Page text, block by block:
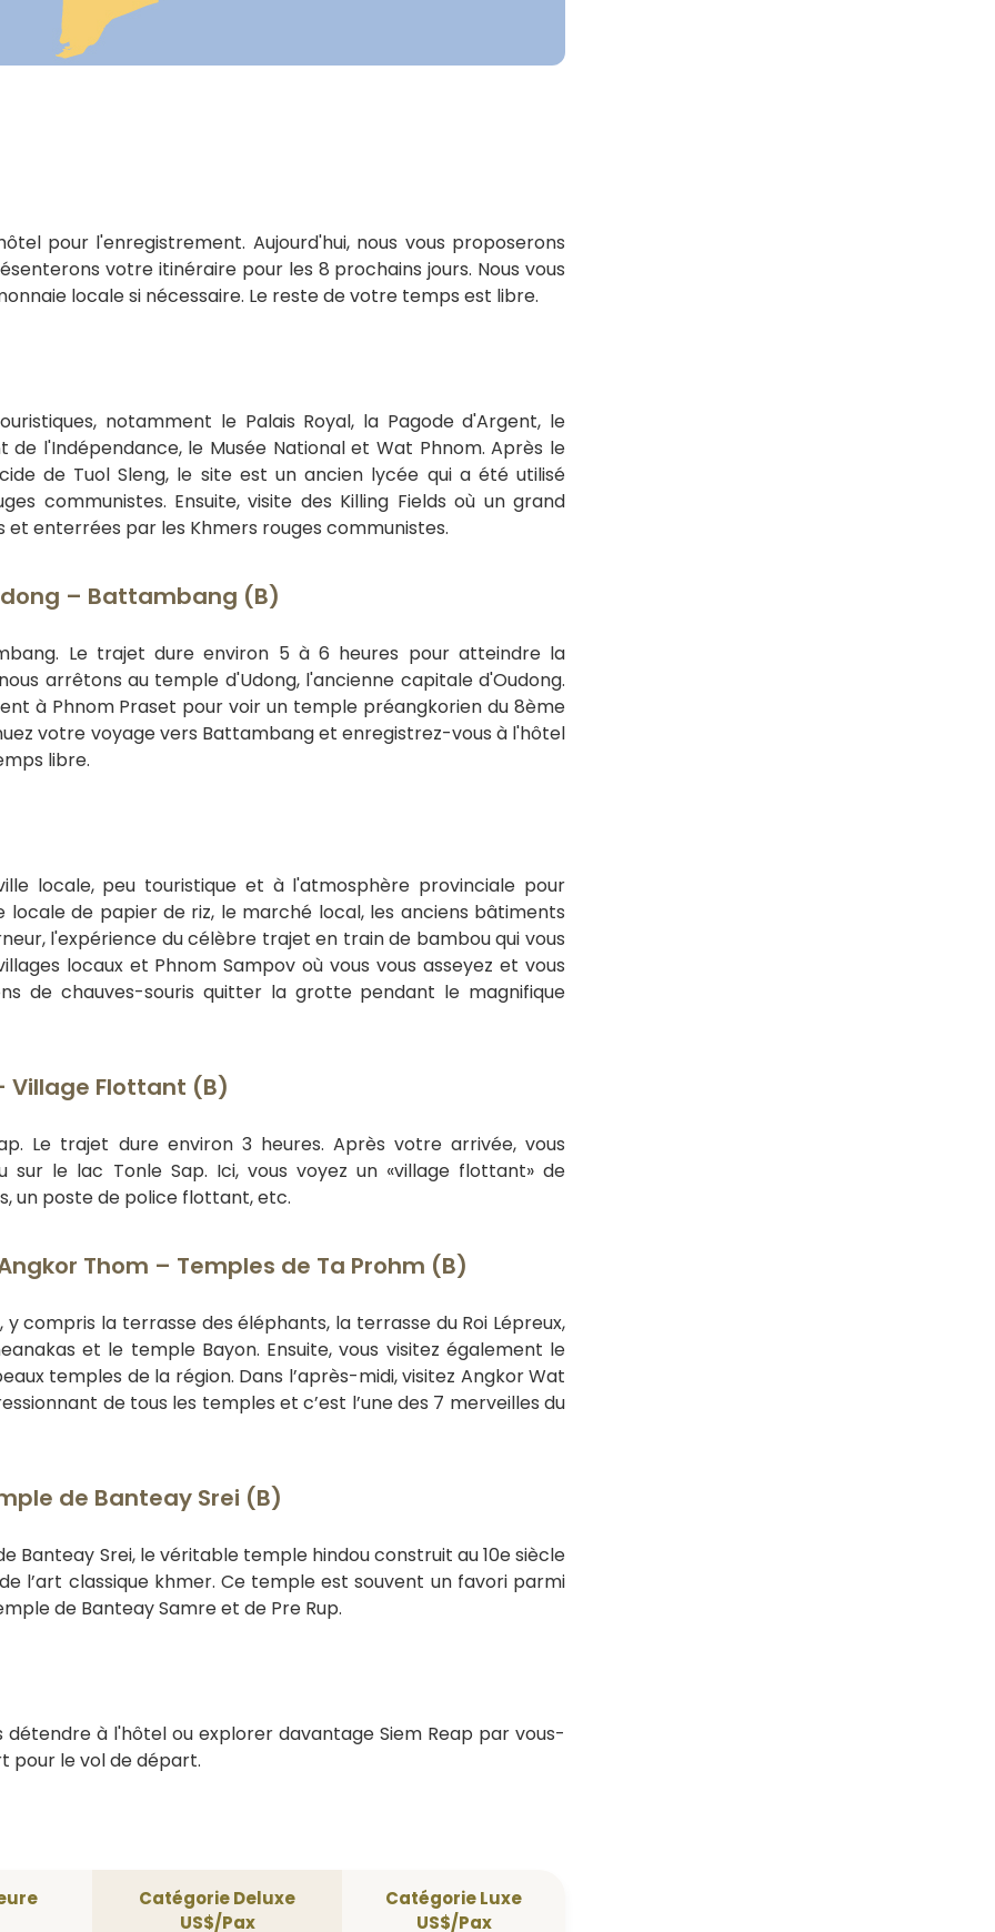
pour l'enregistrement. Aujourd'hui, nous vous proposerons
votre itinéraire pour les 8 prochains jours. Nous vous
locale si nécessaire. Le reste de votre temps est libre.
notamment le Palais Royal, la Pagode d'Argent, le
de l'Indépendance, le Musée National et Wat Phnom. Après le
de Tuol Sleng, le site est un ancien lycée qui a été utilisé
communistes. Ensuite, visite des Killing Fields où un grand
enterrées par les Khmers rouges communistes.
– Battambang (B)
Le trajet dure environ 5 à 6 heures pour atteindre la
arrêtons au temple d'Udong, l'ancienne capitale d'Oudong.
à Phnom Praset pour voir un temple préangkorien du 8ème
votre voyage vers Battambang et enregistrez-vous à l'hôtel
libre.
locale, peu touristique et à l'atmosphère provinciale pour
locale de papier de riz, le marché local, les anciens bâtiments
l'expérience du célèbre trajet en train de bambou qui vous
locaux et Phnom Sampov où vous vous asseyez et vous
de chauves-souris quitter la grotte pendant le magnifique
Village Flottant (B)
Le trajet dure environ 3 heures. Après votre arrivée, vous
sur le lac Tonle Sap. Ici, vous voyez un «village flottant» de
un poste de police flottant, etc.
Thom – Temples de Ta Prohm (B)
compris la terrasse des éléphants, la terrasse du Roi Lépreux,
et le temple Bayon. Ensuite, vous visitez également le
temples de la région. Dans l’après-midi, visitez Angkor Wat
de tous les temples et c’est l’une des 7 merveilles du
de Banteay Srei (B)
Banteay Srei, le véritable temple hindou construit au 10e siècle
l’art classique khmer. Ce temple est souvent un favori parmi
de Banteay Samre et de Pre Rup.
à l'hôtel ou explorer davantage Siem Reap par vous-
pour le vol de départ.
Catégorie Deluxe
US$/Pax
Catégorie Luxe
US$/Pax